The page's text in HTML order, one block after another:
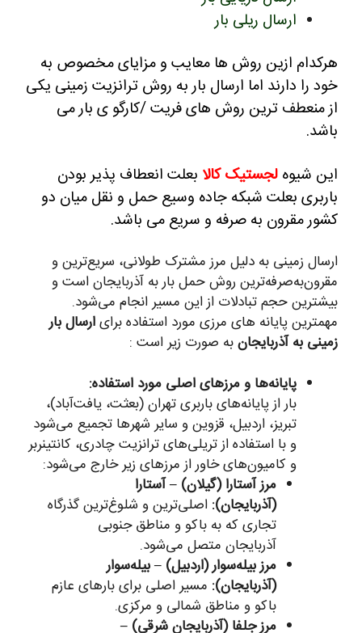
ارسال ریلی بار
هرکدام ازین روش ها معایب و مزایای مخصوص به
خود را دارند اماارسال بار به روش ترانزیت زمینی یکی
از منعطف ترین روش های فریت /کارگو ی بار می
باشد.
این شیوهلجستیک کالابعلت انعطاف پذیر بودن
باربری بعلت شبکه جاده وسیع حمل و نقل میان دو
کشور مقرون به صرفه و سریع می باشد.
ارسال زمینی به دلیل مرز مشترک طولانی، سریع‌ترین و
مقرون‌به‌صرفه‌ترین روش حمل بار به آذربایجان است و
بیشترین حجم تبادلات از این مسیر انجام می‌شود.
مهمترین پایانه های مرزی مورد استفاده برایارسال بار
زمینی به آذربایجانبه صورت زیر است :
پایانه‌ها و مرزهای اصلی مورد استفاده:
بار از پایانه‌های باربری تهران (بعثت، یافت‌آباد)،
تبریز، اردبیل، قزوین و سایر شهرها تجمیع می‌شود
و با استفاده از تریلی‌های ترانزیت چادری، کانتینربر
و کامیون‌های خاور از مرزهای زیر خارج می‌شود:
مرز آستارا (گیلان) – آستارا
(آذربایجان):اصلی‌ترین و شلوغ‌ترین گذرگاه
تجاری که به باکو و مناطق جنوبی
آذربایجان متصل می‌شود.
مرز بیله‌سوار (اردبیل) – بیله‌سوار
(آذربایجان):مسیر اصلی برای بارهای عازم
باکو و مناطق شمالی و مرکزی.
مرز جلفا (آذربایجان شرقی) –